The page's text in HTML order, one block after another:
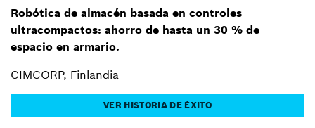
Robótica de almacén basada en controles
ultracompactos: ahorro de hasta un 30 % de
espacio en armario.
CIMCORP, Finlandia
VER HISTORIA DE ÉXITO